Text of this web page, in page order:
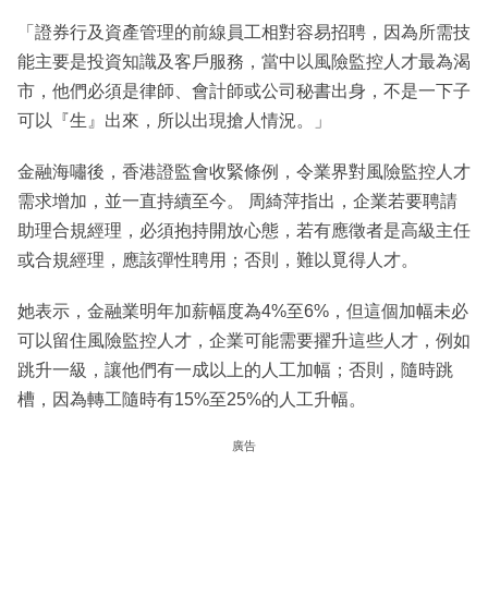
「證券行及資產管理的前線員工相對容易招聘，因為所需技
能主要是投資知識及客戶服務，當中以風險監控人才最為渴
市，他們必須是律師、會計師或公司秘書出身，不是一下子
可以『生』出來，所以出現搶人情況。」
金融海嘯後，香港證監會收緊條例，令業界對風險監控人才
需求增加，並一直持續至今。 周綺萍指出，企業若要聘請
助理合規經理，必須抱持開放心態，若有應徵者是高級主任
或合規經理，應該彈性聘用；否則，難以覓得人才。
她表示，金融業明年加薪幅度為4%至6%，但這個加幅未必
可以留住風險監控人才，企業可能需要擢升這些人才，例如
跳升一級，讓他們有一成以上的人工加幅；否則，隨時跳
槽，因為轉工隨時有15%至25%的人工升幅。
廣告